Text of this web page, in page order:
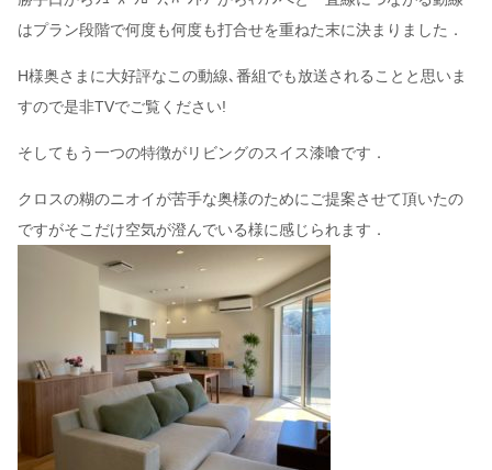
はプラン段階で何度も何度も打合せを重ねた末に決まりました．
H様奥さまに大好評なこの動線､番組でも放送されることと思いま
すので是非TVでご覧ください!
そしてもう一つの特徴がリビングのスイス漆喰です．
クロスの糊のニオイが苦手な奥様のためにご提案させて頂いたの
ですがそこだけ空気が澄んでいる様に感じられます．